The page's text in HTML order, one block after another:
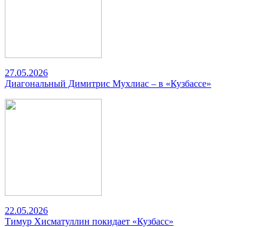
27.05.2026
Диагональный Димитрис Мухлиас – в «Кузбассе»
22.05.2026
Тимур Хисматуллин покидает «Кузбасс»